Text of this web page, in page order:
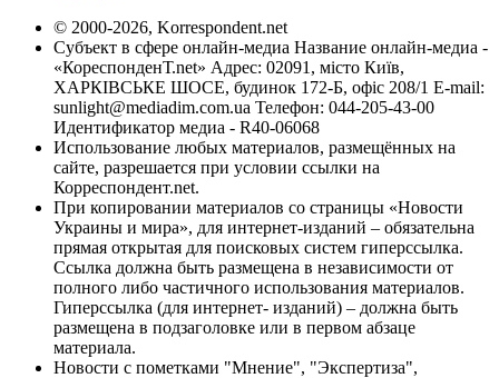
© 2000-2026, Korrespondent.net
Субъект в сфере онлайн-медиа Название онлайн-медиа -
«КореспонденТ.net» Адрес: 02091, місто Київ,
ХАРКІВСЬКЕ ШОСЕ, будинок 172-Б, офіс 208/1 E-mail:
sunlight@mediadim.com.ua Телефон: 044-205-43-00
Идентификатор медиа - R40-06068
Использование любых материалов, размещённых на
сайте, разрешается при условии ссылки на
Корреспондент.net.
При копировании материалов со страницы «Новости
Украины и мира», для интернет-изданий – обязательна
прямая открытая для поисковых систем гиперссылка.
Ссылка должна быть размещена в независимости от
полного либо частичного использования материалов.
Гиперссылка (для интернет- изданий) – должна быть
размещена в подзаголовке или в первом абзаце
материала.
Новости с пометками "Мнение", "Экспертиза",